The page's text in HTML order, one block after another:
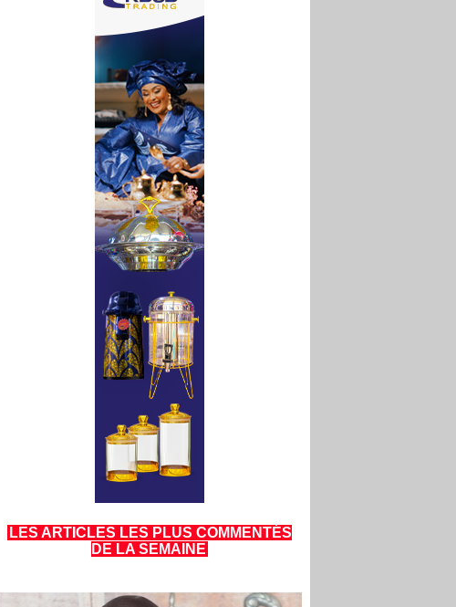
LES ARTICLES LES PLUS COMMENTÉS
DE LA SEMAINE